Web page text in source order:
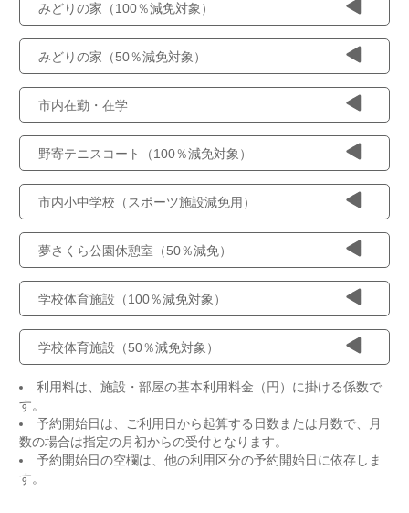
みどりの家（100％減免対象）
みどりの家（50％減免対象）
市内在勤・在学
野寄テニスコート（100％減免対象）
市内小中学校（スポーツ施設減免用）
夢さくら公園休憩室（50％減免）
学校体育施設（100％減免対象）
学校体育施設（50％減免対象）
利用料は、施設・部屋の基本利用料金（円）に掛ける係数で
す。
予約開始日は、ご利用日から起算する日数または月数で、月
数の場合は指定の月初からの受付となります。
予約開始日の空欄は、他の利用区分の予約開始日に依存しま
す。